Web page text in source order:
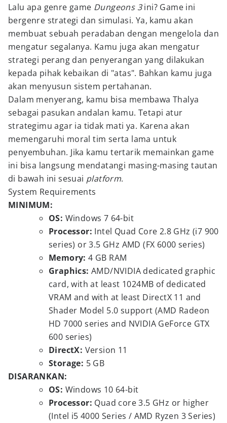
Lalu apa genre game Dungeons 3ini? Game ini
bergenre strategi dan simulasi. Ya, kamu akan
membuat sebuah peradaban dengan mengelola dan
mengatur segalanya. Kamu juga akan mengatur
strategi perang dan penyerangan yang dilakukan
kepada pihak kebaikan di "atas". Bahkan kamu juga
akan menyusun sistem pertahanan.
Dalam menyerang, kamu bisa membawa Thalya
sebagai pasukan andalan kamu. Tetapi atur
strategimu agar ia tidak mati ya. Karena akan
memengaruhi moral tim serta lama untuk
penyembuhan. Jika kamu tertarik memainkan game
ini bisa langsung mendatangi masing-masing tautan
di bawah ini sesuai platform.
System Requirements
MINIMUM:
OS: Windows 7 64-bit
Processor: Intel Quad Core 2.8 GHz (i7 900
series) or 3.5 GHz AMD (FX 6000 series)
Memory: 4 GB RAM
Graphics: AMD/NVIDIA dedicated graphic
card, with at least 1024MB of dedicated
VRAM and with at least DirectX 11 and
Shader Model 5.0 support (AMD Radeon
HD 7000 series and NVIDIA GeForce GTX
600 series)
DirectX: Version 11
Storage: 5 GB
DISARANKAN:
OS: Windows 10 64-bit
Processor: Quad core 3.5 GHz or higher
(Intel i5 4000 Series / AMD Ryzen 3 Series)